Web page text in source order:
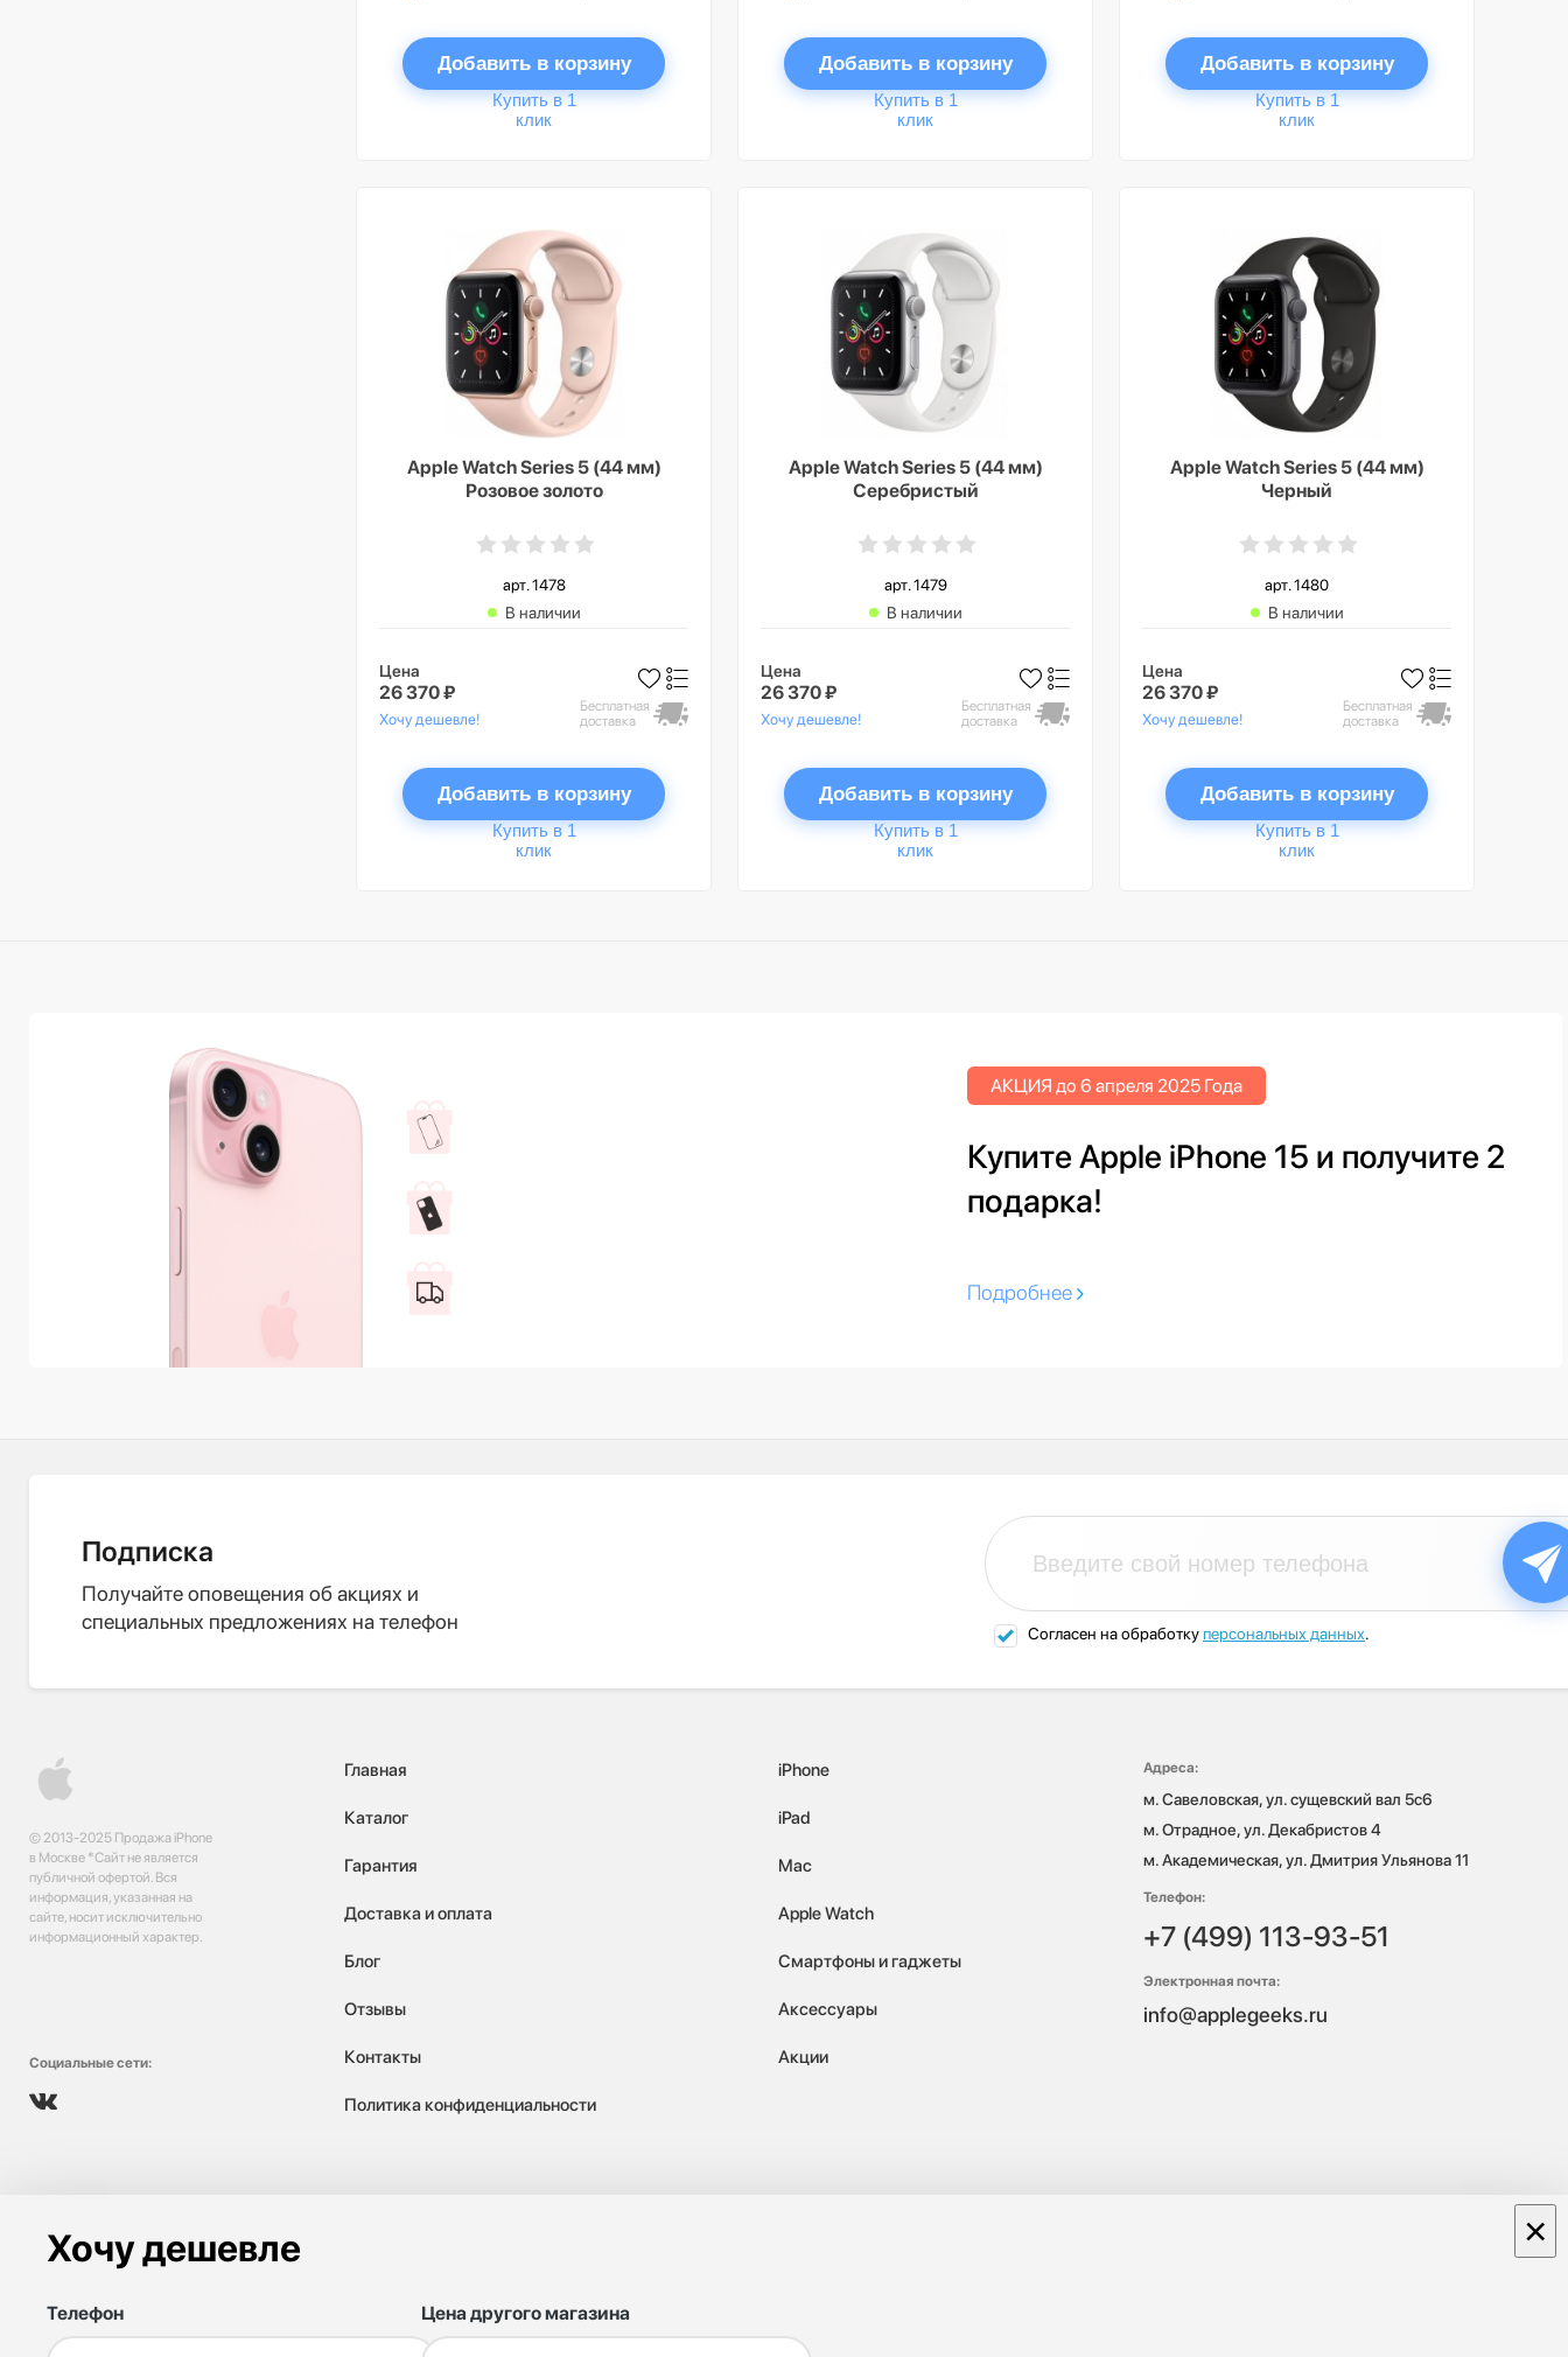
Добавить в корзину
Купить в 1
клик
Добавить в корзину
Купить в 1
клик
Добавить в корзину
Купить в 1
клик
Apple Watch Series 5 (44 мм)
Розовое золото
арт. 1478
В наличии
Цена
26 370 ₽
Хочу дешевле!
Бесплатная
доставка
Добавить в корзину
Купить в 1
клик
Apple Watch Series 5 (44 мм)
Серебристый
арт. 1479
В наличии
Цена
26 370 ₽
Хочу дешевле!
Бесплатная
доставка
Добавить в корзину
Купить в 1
клик
Apple Watch Series 5 (44 мм)
Черный
арт. 1480
В наличии
Цена
26 370 ₽
Хочу дешевле!
Бесплатная
доставка
Добавить в корзину
Купить в 1
клик
АКЦИЯ до 6 апреля 2025 Года
Купите Apple iPhone 15 и получите 2
подарка!
Подробнее
Подписка
Получайте оповещения об акциях и
специальных предложениях на телефон
Согласен на обработкуперсональных данных.
© 2013-2025 Продажа iPhone
в Москве *Сайт не является
публичной офертой. Вся
информация, указанная на
сайте, носит исключительно
информационный характер.
Социальные сети:
Главная
Каталог
Гарантия
Доставка и оплата
Блог
Отзывы
Контакты
Политика конфиденциальности
iPhone
iPad
Mac
Apple Watch
Смартфоны и гаджеты
Аксессуары
Акции
Адреса:
м. Савеловская, ул. сущевский вал 5с6
м. Отрадное, ул. Декабристов 4
м. Академическая, ул. Дмитрия Ульянова 11
Телефон:
+7 (499) 113-93-51
Электронная почта:
info@applegeeks.ru
Хочу дешевле ×
Телефон Цена другого магазина